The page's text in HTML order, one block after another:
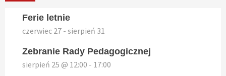
Ferie letnie
czerwiec 27 - sierpień 31
Zebranie Rady Pedagogicznej
sierpień 25 @ 12:00 - 17:00